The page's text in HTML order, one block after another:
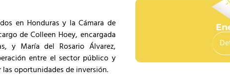
en Honduras y la Cámara de
de Colleen Hoey, encargada
y María del Rosario Álvarez,
entre el sector público y
oportunidades de inversión.